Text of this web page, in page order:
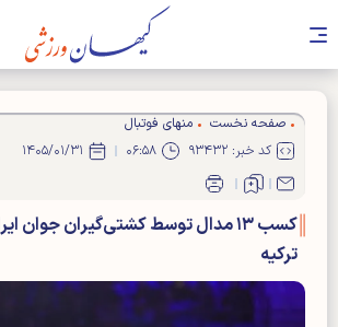
صفحه نخست
منهای فوتبال
کد خبر: ۹۳۴۳۲
۰۶:۵۸ ۱۴۰۵/۰۱/۳۱
کسب ۱۳ مدال توسط کشتی‌گیران جوان
ترکیه